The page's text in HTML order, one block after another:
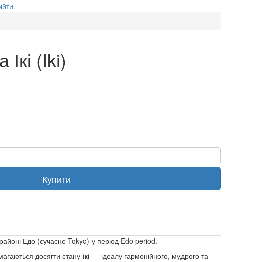
Ікі (Iki)
Купити
Едо (сучасне Tokyo) у період Edo period.
досягти стану ікі — ідеалу гармонійного, мудрого та